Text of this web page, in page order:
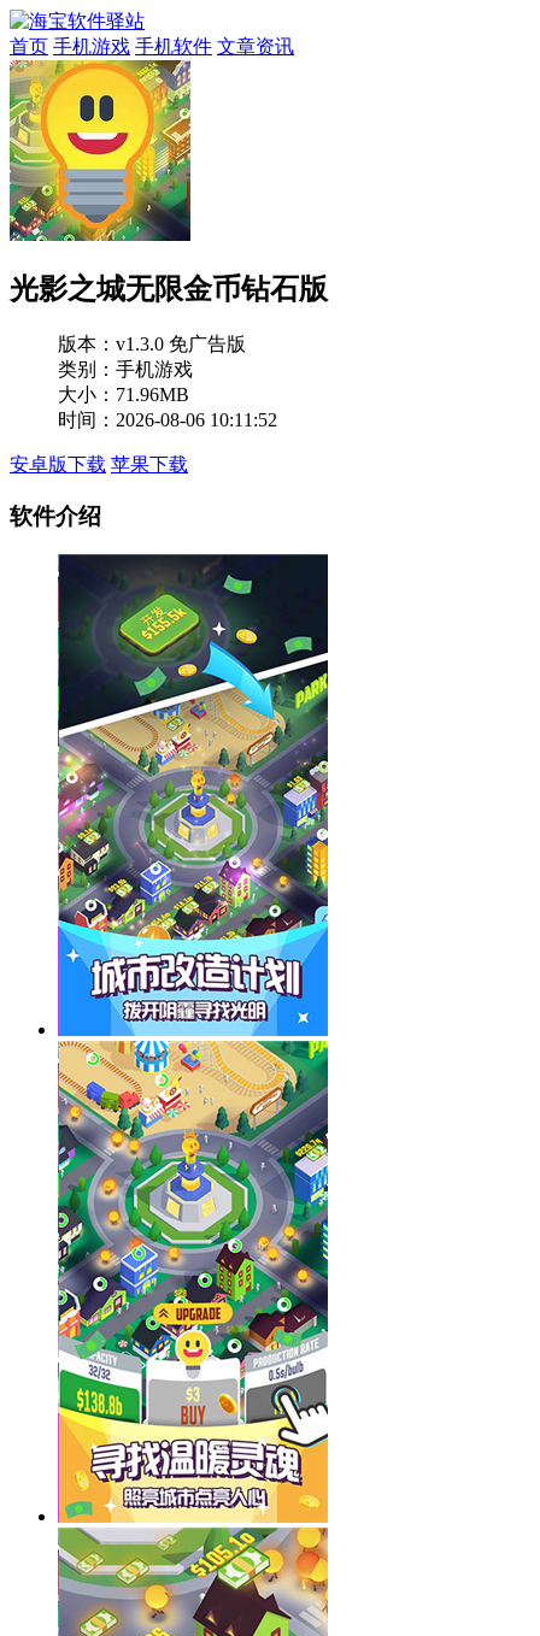
首页 手机游戏 手机软件 文章资讯
光影之城无限金币钻石版
版本： v1.3.0 免广告版
类别：手机游戏
大小：71.96MB
时间：2026-08-06 10:11:52
安卓版下载 苹果下载
软件介绍